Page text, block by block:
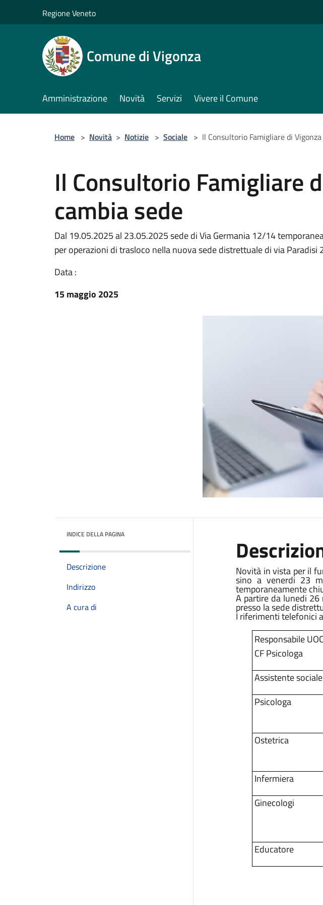
Regione Veneto
Comune di Vigonza
Amministrazione Novità Servizi Vivere il Comune
Home > Novità > Notizie > Sociale > Il Consultorio Famigliare di
Il Consultorio Famigliare
cambia sede
Dal 19.05.2025 al 23.05.2025 sede di Via Germania 12/14
per operazioni di trasloco nella nuova sede distrettuale di via Paradisi
Data :
15 maggio 2025
INDICE DELLA PAGINA
Descrizione
Indirizzo
A cura di
Novità in vista per il
sino a venerdi 23
temporaneamente
A partire da lunedi
presso la sede
I riferimenti telefonici
Responsabile UOC
CF Psicologa
Assistente sociale
Psicologa
Ostetrica
Infermiera
Ginecologi
Educatore